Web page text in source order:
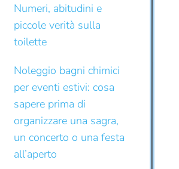
Numeri, abitudini e
piccole verità sulla
toilette
Noleggio bagni chimici
per eventi estivi: cosa
sapere prima di
organizzare una sagra,
un concerto o una festa
all’aperto